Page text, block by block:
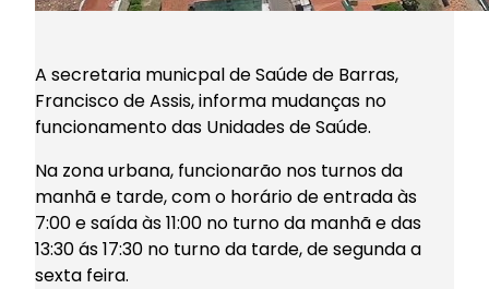
A secretaria municpal de Saúde de Barras,
Francisco de Assis, informa mudanças no
funcionamento das Unidades de Saúde.
Na zona urbana, funcionarão nos turnos da
manhã e tarde, com o horário de entrada às
7:00 e saída às 11:00 no turno da manhã e das
13:30 ás 17:30 no turno da tarde, de segunda a
sexta feira.